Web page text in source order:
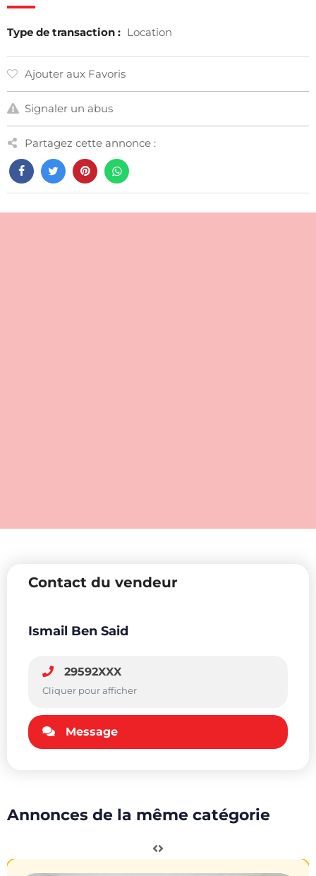
Type de transaction : Location
Ajouter aux Favoris
Signaler un abus
Partagez cette annonce :
Contact du vendeur
Ismail Ben Said
29592XXX
Cliquer pour afficher
Message
Annonces de la même catégorie